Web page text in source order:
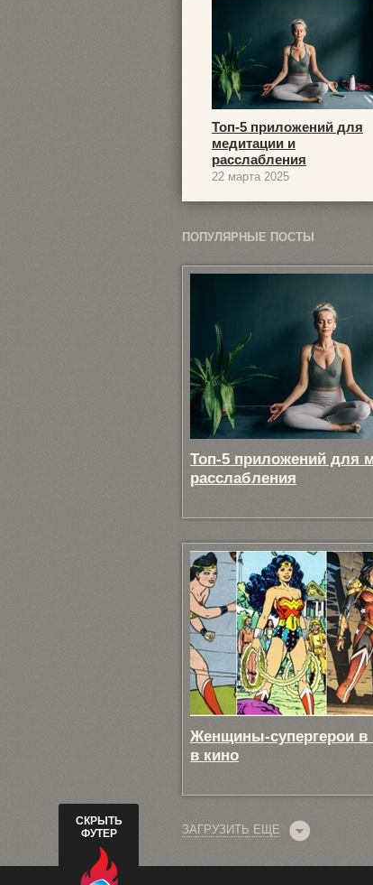
Топ-5 приложений для
медитации и
расслабления
22 марта 2025
ПОПУЛЯРНЫЕ ПОСТЫ
Топ-5 приложений для
расслабления
Женщины-супергерои в
в кино
ЗАГРУЗИТЬ ЕЩЕ
СКРЫТЬ
ФУТЕР